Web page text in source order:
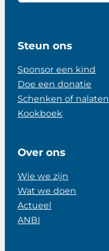
Steun ons
Sponsor een kind
Doe een donatie
Schenken of nalaten
Kookboek
Over ons
Wie we zijn
Wat we doen
Actueel
ANBI